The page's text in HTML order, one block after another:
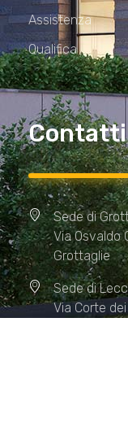
Assistenza
Qualifica
Contatti
Sede di
Via Osvaldo
Grottaglie
Sede di
Via Corte